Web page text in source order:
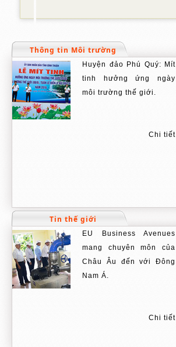
Thông tin Môi trường
Huyện đảo Phú Quý: Mít
tinh hưởng ứng ngày
môi trường thế giới.
Chi tiết
Tin thế giới
EU Business Avenues
mang chuyên môn của
Châu Âu đến với Đông
Nam Á.
Chi tiết